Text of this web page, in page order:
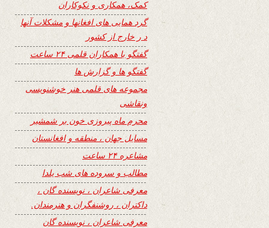
کمک، همکاری و نکوکاران
گرد همایی های افغانها و مشکلات آنها
د ر خارج از کشور
گفتگو با همکاران قلمی ۲۴ ساعت
گفتگو ها و گزارش ها
مجموعه های قلمی هنر خوشنویسی
ونقاشی
محرم ماه پیروزی خون بر شمشیر
مسایل جهان ، منطقه و افغانستان
مشاعره ۲۴ ساعت
مطالب و سروده های شب یلدا
معرفی شاعران ، نویسنده گان ،
داکتران ، روشنفگران و هنرمندان.
معرفی شاعران ، نویسنده گان